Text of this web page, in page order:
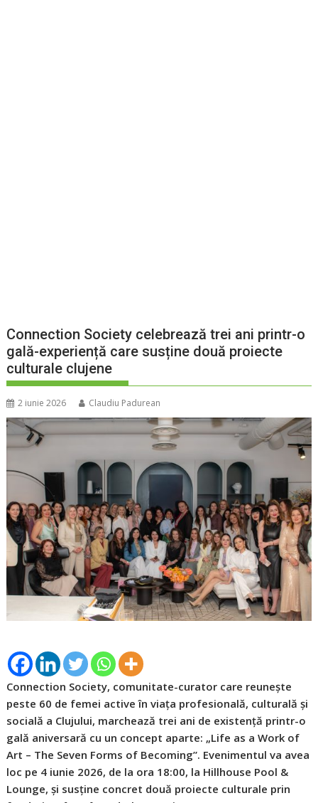
Connection Society celebrează trei ani printr-o
gală-experiență care susține două proiecte
culturale clujene
2 iunie 2026 Claudiu Padurean
Connection Society, comunitate-curator care reunește
peste 60 de femei active în viața profesională, culturală și
socială a Clujului, marchează trei ani de existență printr-o
gală aniversară cu un concept aparte: „Life as a Work of
Art – The Seven Forms of Becoming”. Evenimentul va avea
loc pe 4 iunie 2026, de la ora 18:00, la Hillhouse Pool &
Lounge, și susține concret două proiecte culturale prin